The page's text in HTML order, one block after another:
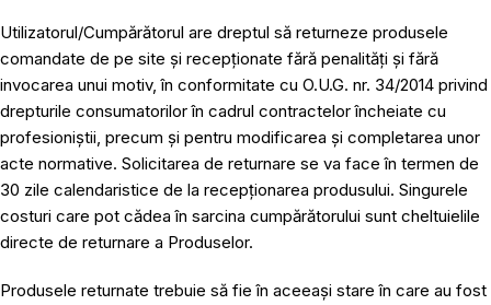
Utilizatorul/Cumpărătorul are dreptul să returneze produsele
comandate de pe site și recepționate fără penalități și fără
invocarea unui motiv, în conformitate cu O.U.G. nr. 34/2014 privind
drepturile consumatorilor în cadrul contractelor încheiate cu
profesioniștii, precum și pentru modificarea și completarea unor
acte normative. Solicitarea de returnare se va face în termen de
30 zile calendaristice de la recepționarea produsului. Singurele
costuri care pot cădea în sarcina cumpărătorului sunt cheltuielile
directe de returnare a Produselor.
Produsele returnate trebuie să fie în aceeași stare în care au fost